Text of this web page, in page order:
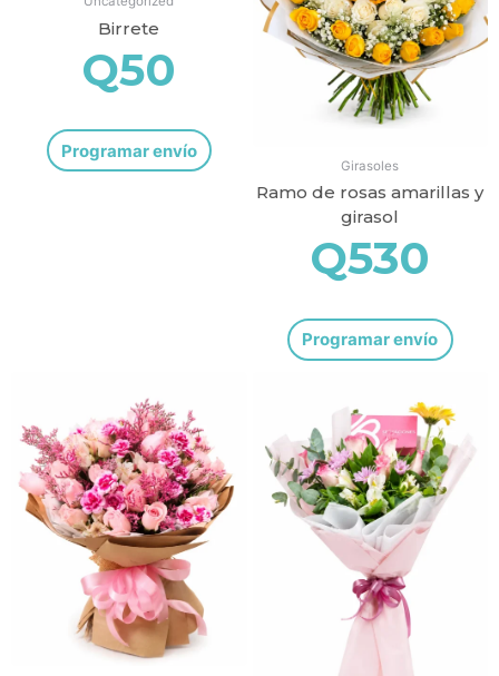
Birrete
Q50
Programar envío
Girasoles
Ramo de rosas amarillas y
girasol
Q530
Programar envío